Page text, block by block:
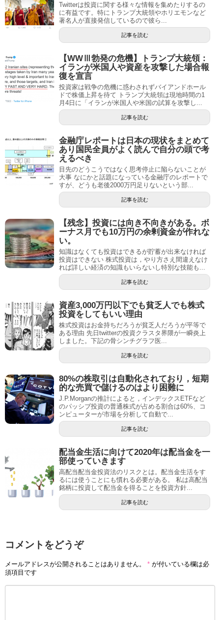
Twitterは投資に関する様々な情報を集めたりするの
に有益です。特にトランプ大統領やホリエモンなど
著名人が直接発信しているので彼ら...
記事を読む
【WWⅢ勃発の危機】トランプ大統領：
イランが米国人や資産を攻撃した場合報
復を宣言
投資家は戦争の危機に惑わされずバイアンドホール
ドで株価上昇を待て トランプ大統領は現地時間の1
月4日に「イランが米国人や米国の試算を攻撃し...
記事を読む
金融庁レポートは日本の現状をまとめて
あり国民全員がよく読んで自分の頭で考
えるべき
目先のどうこうではなく思考停止に陥らないことが
大事 なにかと話題になっている金融庁のレポートで
すが、どうも老後2000万円足りないという部...
記事を読む
【残念】投資には向き不向きがある。ボ
ーナス月でも10万円の余剰資金が作れな
い。
知識はなくても投資はできるが貯蓄が出来なければ
投資はできない 株式投資は，やり方さえ間違えなけ
れば詳しい経済の知識もいらないし特別な技能も...
記事を読む
資産3,000万円以下でも貧乏人でも株式
投資をしてもいい理由
株式投資はお金持ちだろうが貧乏人だろうが平等で
ある理由 先日twitterの投資クラスタ界隈が一瞬炎上
しました。下記の骨シンチグラフ医...
記事を読む
80%の株取引は自動化されており，短期
的な売買で儲けるのはより困難に
J.P.Morganの推計によると，インデックスETFなど
のパッシブ投資の普通株式が占める割合は60%、コ
ンピューターが市場を分析して自動で...
記事を読む
配当金生活に向けて2020年は配当金を一
部使っていきます
高配当配当金投資法のリスクとは。配当金生活をす
るには使うことにも慣れる必要がある。 私は高配当
銘柄に投資して配当金を得ることを投資方針...
記事を読む
コメントをどうぞ
メールアドレスが公開されることはありません。 * が付いている欄は必
須項目です